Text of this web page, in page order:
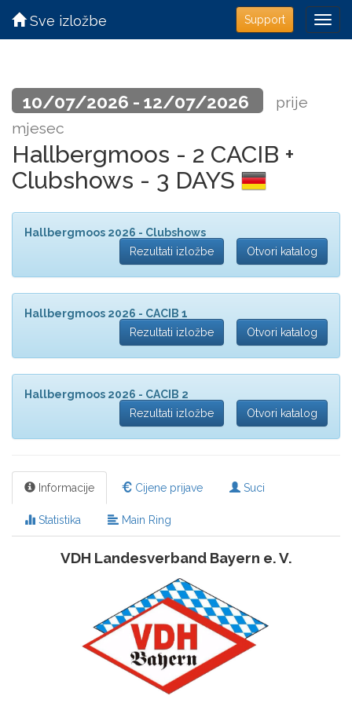
Support
Sve izložbe
10/07/2026 - 12/07/2026
prije
mjesec
Hallbergmoos - 2 CACIB +
Clubshows - 3 DAYS
Hallbergmoos 2026 - Clubshows
Rezultati izložbe
Otvori katalog
Hallbergmoos 2026 - CACIB 1
Rezultati izložbe
Otvori katalog
Hallbergmoos 2026 - CACIB 2
Rezultati izložbe
Otvori katalog
Informacije Cijene prijave Suci
Statistika Main Ring
VDH Landesverband Bayern e. V.